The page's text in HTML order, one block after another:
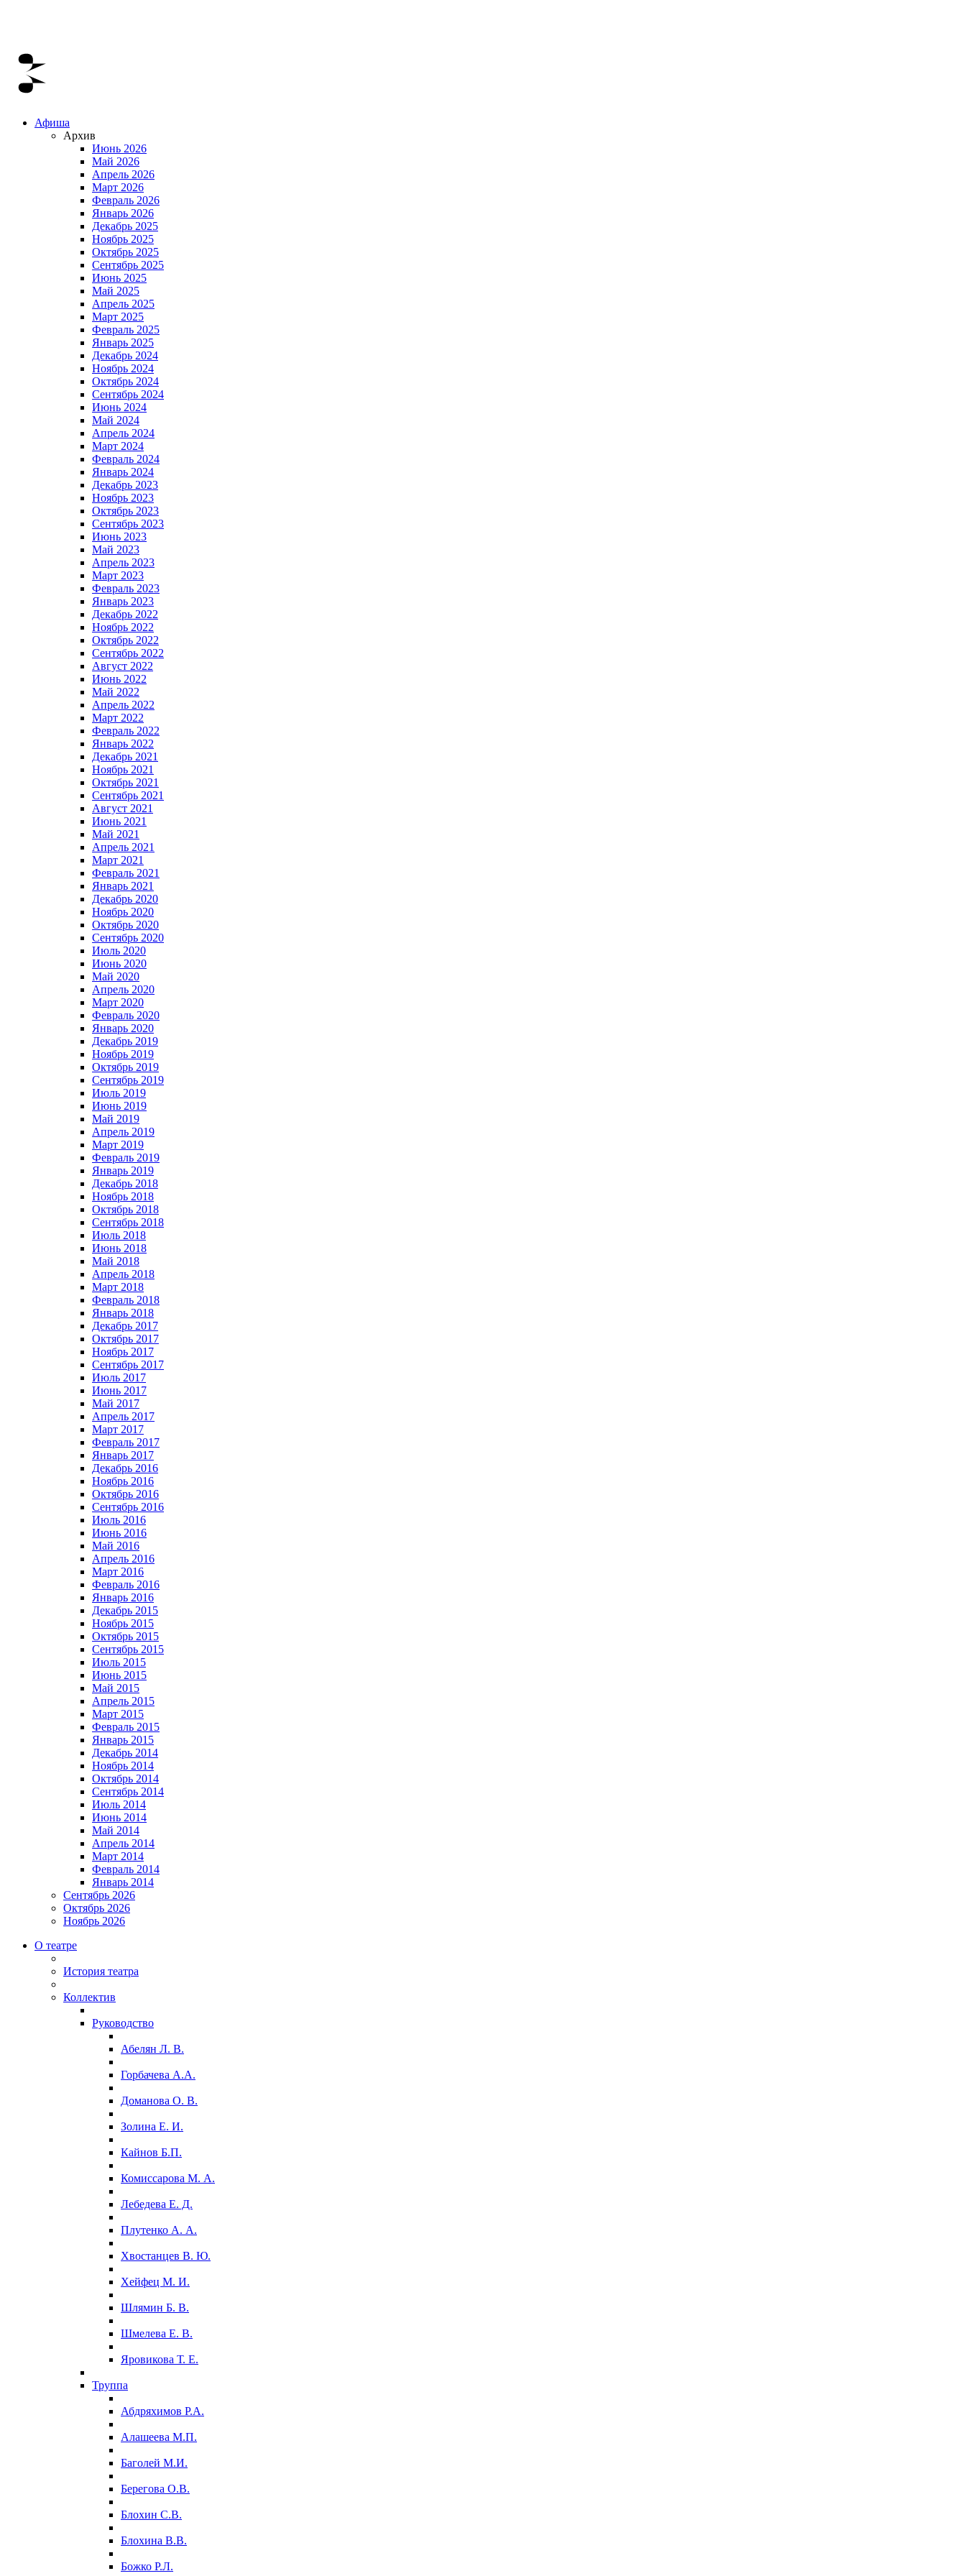
Афиша
Архив
Июнь 2026
Май 2026
Апрель 2026
Март 2026
Февраль 2026
Январь 2026
Декабрь 2025
Ноябрь 2025
Октябрь 2025
Сентябрь 2025
Июнь 2025
Май 2025
Апрель 2025
Март 2025
Февраль 2025
Январь 2025
Декабрь 2024
Ноябрь 2024
Октябрь 2024
Сентябрь 2024
Июнь 2024
Май 2024
Апрель 2024
Март 2024
Февраль 2024
Январь 2024
Декабрь 2023
Ноябрь 2023
Октябрь 2023
Сентябрь 2023
Июнь 2023
Май 2023
Апрель 2023
Март 2023
Февраль 2023
Январь 2023
Декабрь 2022
Ноябрь 2022
Октябрь 2022
Сентябрь 2022
Август 2022
Июнь 2022
Май 2022
Апрель 2022
Март 2022
Февраль 2022
Январь 2022
Декабрь 2021
Ноябрь 2021
Октябрь 2021
Сентябрь 2021
Август 2021
Июнь 2021
Май 2021
Апрель 2021
Март 2021
Февраль 2021
Январь 2021
Декабрь 2020
Ноябрь 2020
Октябрь 2020
Сентябрь 2020
Июль 2020
Июнь 2020
Май 2020
Апрель 2020
Март 2020
Февраль 2020
Январь 2020
Декабрь 2019
Ноябрь 2019
Октябрь 2019
Сентябрь 2019
Июль 2019
Июнь 2019
Май 2019
Апрель 2019
Март 2019
Февраль 2019
Январь 2019
Декабрь 2018
Ноябрь 2018
Октябрь 2018
Сентябрь 2018
Июль 2018
Июнь 2018
Май 2018
Апрель 2018
Март 2018
Февраль 2018
Январь 2018
Декабрь 2017
Октябрь 2017
Ноябрь 2017
Сентябрь 2017
Июль 2017
Июнь 2017
Май 2017
Апрель 2017
Март 2017
Февраль 2017
Январь 2017
Декабрь 2016
Ноябрь 2016
Октябрь 2016
Сентябрь 2016
Июль 2016
Июнь 2016
Май 2016
Апрель 2016
Март 2016
Февраль 2016
Январь 2016
Декабрь 2015
Ноябрь 2015
Октябрь 2015
Сентябрь 2015
Июль 2015
Июнь 2015
Май 2015
Апрель 2015
Март 2015
Февраль 2015
Январь 2015
Декабрь 2014
Ноябрь 2014
Октябрь 2014
Сентябрь 2014
Июль 2014
Июнь 2014
Май 2014
Апрель 2014
Март 2014
Февраль 2014
Январь 2014
Сентябрь 2026
Октябрь 2026
Ноябрь 2026
О театре
История театра
Коллектив
Руководство
Абелян Л. В.
Горбачева А.А.
Доманова О. В.
Золина Е. И.
Кайнов Б.П.
Комиссарова М. А.
Лебедева Е. Д.
Плутенко А. А.
Хвостанцев В. Ю.
Хейфец М. И.
Шлямин Б. В.
Шмелева Е. В.
Яровикова Т. Е.
Труппа
Абдряхимов Р.А.
Алашеева М.П.
Баголей М.И.
Берегова О.В.
Блохин С.В.
Блохина В.В.
Божко Р.Л.